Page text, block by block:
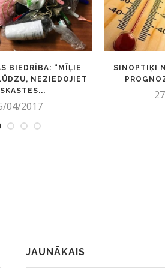
BIEDRĪBA: “MĪĻIE
NEZIEDOJIET
04/2017
SINOPTIĶI
JAUNĀKAIS